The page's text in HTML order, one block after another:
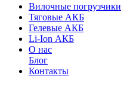
Вилочные погрузчики
Тяговые АКБ
Гелевые АКБ
Li-Ion АКБ
О нас
Блог
Контакты